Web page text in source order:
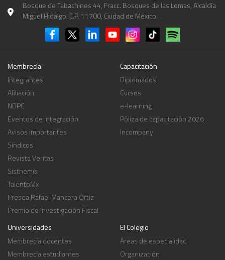
Bosque de Tabachines 44, Fracc. Bosques de las Lomas, Alcaldía
Miguel Hidalgo, C.P. 11700, Ciudad de México.
Membrecía
Integrantes
Afiliación
NDPC
Eventos de integración
Avisos importantes
Síndicos
Revista Veritas
Sisthemis
TalentoMx
Presea Rafael Mancera Ortiz
Premio de Investigación Fiscal
Capacitación
Diplomados
Cursos
e-learning
Póliza de capacitación 2026
Incompany
Universidades
Membrecía docentes
Membrecía estudiantes
El Colegio
Áreas de especialidad
Organización